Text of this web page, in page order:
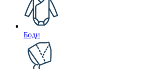
Боди